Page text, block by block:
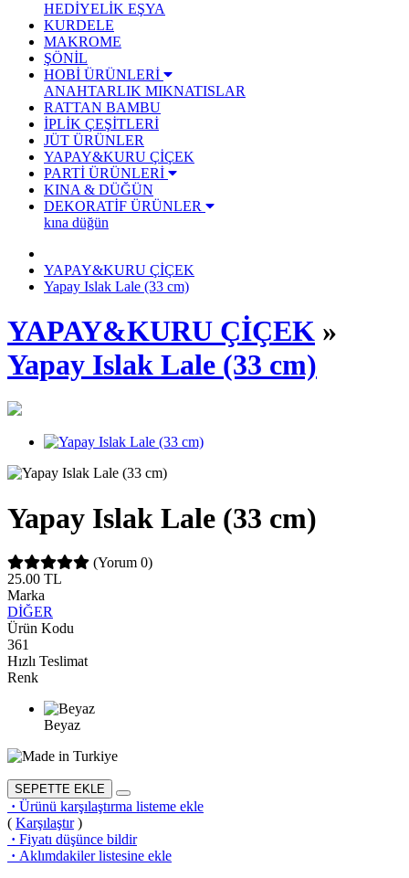
HEDİYELİK EŞYA
KURDELE
MAKROME
ŞÖNİL
HOBİ ÜRÜNLERİ
ANAHTARLIK MIKNATISLAR
RATTAN BAMBU
İPLİK ÇEŞİTLERİ
JÜT ÜRÜNLER
YAPAY&KURU ÇİÇEK
PARTİ ÜRÜNLERİ
KINA & DÜĞÜN
DEKORATİF ÜRÜNLER
kına düğün
YAPAY&KURU ÇİÇEK
Yapay Islak Lale (33 cm)
YAPAY&KURU ÇİÇEK »
Yapay Islak Lale (33 cm)
Yapay Islak Lale (33 cm)
(Yorum 0)
25.00 TL
Marka
DİĞER
Ürün Kodu
361
Hızlı Teslimat
Renk
Beyaz
SEPETTE EKLE
· Ürünü karşılaştırma listeme ekle
( Karşılaştır)
· Fiyatı düşünce bildir
· Aklımdakiler listesine ekle